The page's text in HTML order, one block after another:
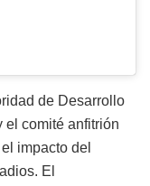
de Desarrollo
el comité anfitrión
impacto del
El